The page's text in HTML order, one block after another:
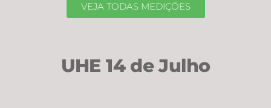
VEJA TODAS MEDIÇÕES
UHE 14 de Julho